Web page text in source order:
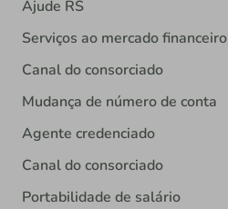
Ajude RS
Serviços ao mercado financeiro
Canal do consorciado
Mudança de número de conta
Agente credenciado
Canal do consorciado
Portabilidade de salário